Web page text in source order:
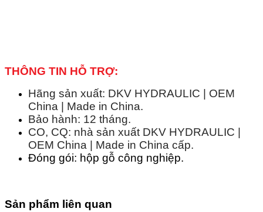
THÔNG TIN HỖ TRỢ:
Hãng sản xuất: DKV HYDRAULIC | OEM
China | Made in China.
Bảo hành: 12 tháng.
CO, CQ: nhà sản xuất DKV HYDRAULIC |
OEM China | Made in China cấp.
Đóng gói: hộp gỗ công nghiệp.
Sản phẩm liên quan